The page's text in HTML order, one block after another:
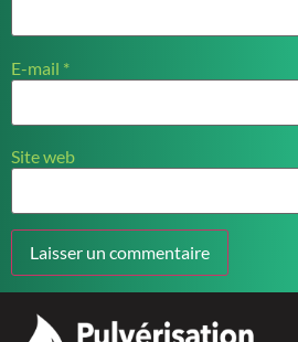
E-mail *
Site web